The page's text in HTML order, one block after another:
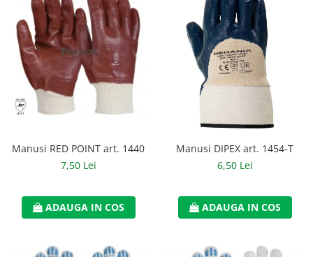
Manusi RED POINT art. 1440
7,50 Lei
ADAUGA IN COS
Manusi DIPEX art. 1454-T
6,50 Lei
ADAUGA IN COS